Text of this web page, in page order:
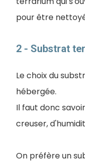
pour être
2 - Substrat
Le choix du
hébergée.
Il faut donc
creuser,
On préfère un